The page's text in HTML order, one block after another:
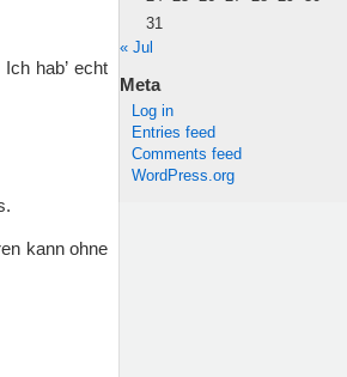
31
« Jul
Meta
Log in
Entries feed
Comments feed
WordPress.org
hab’ echt
kann ohne